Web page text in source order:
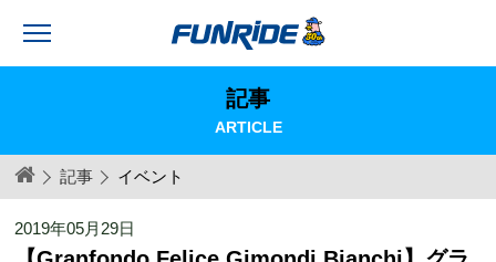
記事
ARTICLE
記事 イベント
2019年05月29日